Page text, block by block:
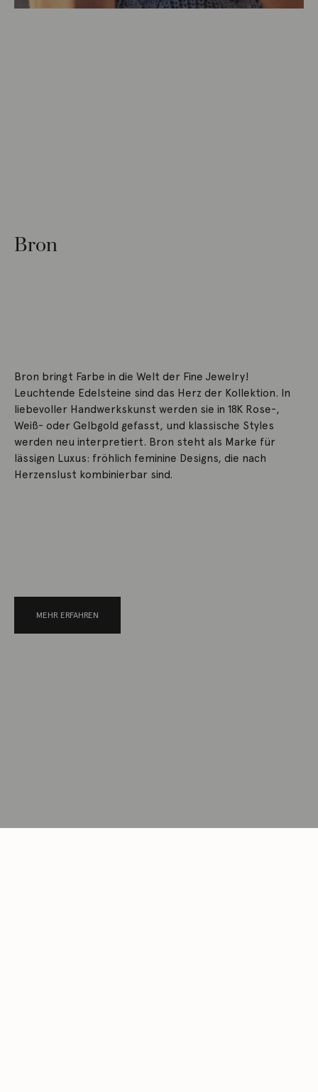
Bron
Bron bringt Farbe in die Welt der Fine Jewelry!
Leuchtende Edelsteine sind das Herz der Kollektion. In
liebevoller Handwerkskunst werden sie in 18K Rose-,
Weiß- oder Gelbgold gefasst, und klassische Styles
werden neu interpretiert. Bron steht als Marke für
lässigen Luxus: fröhlich feminine Designs, die nach
Herzenslust kombinierbar sind.
MEHR ERFAHREN